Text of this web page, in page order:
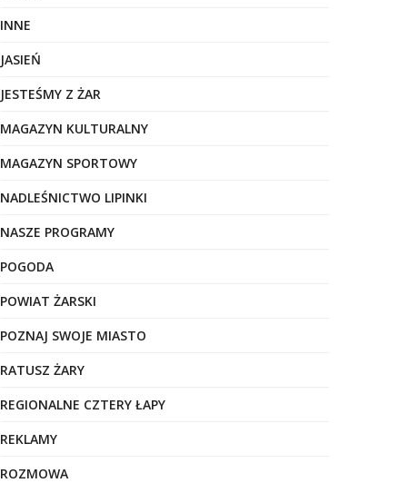
INNE
JASIEŃ
JESTEŚMY Z ŻAR
MAGAZYN KULTURALNY
MAGAZYN SPORTOWY
NADLEŚNICTWO LIPINKI
NASZE PROGRAMY
POGODA
POWIAT ŻARSKI
POZNAJ SWOJE MIASTO
RATUSZ ŻARY
REGIONALNE CZTERY ŁAPY
REKLAMY
ROZMOWA